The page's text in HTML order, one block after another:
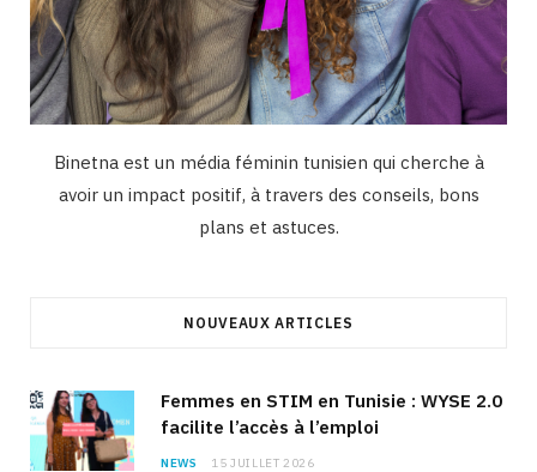
Binetna est un média féminin tunisien qui cherche à
avoir un impact positif, à travers des conseils, bons
plans et astuces.
NOUVEAUX ARTICLES
Femmes en STIM en Tunisie : WYSE 2.0
facilite l’accès à l’emploi
NEWS 15 JUILLET 2026